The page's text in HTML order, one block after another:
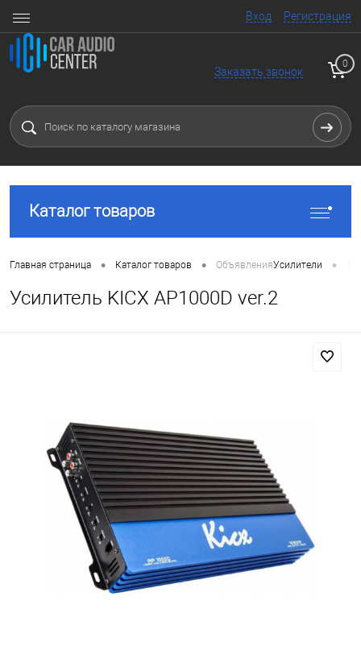
Вход Регистрация
Заказать звонок
0
Каталог товаров
Главная страница • Каталог товаров • ОбъявленияУсилители •
Усилитель KICX AP1000D ver.2